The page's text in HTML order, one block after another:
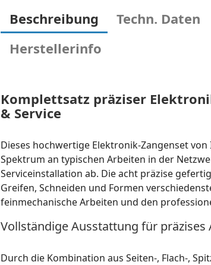
Beschreibung Techn. Daten
Herstellerinfo
Komplettsatz präziser
& Service
Dieses hochwertige Elektronik-Zangenset
Spektrum an typischen Arbeiten in der
Serviceinstallation ab. Die acht präzise
Greifen, Schneiden und Formen
feinmechanische Arbeiten und den
Vollständige Ausstattung für präzises
Durch die Kombination aus Seiten-, Flach-,